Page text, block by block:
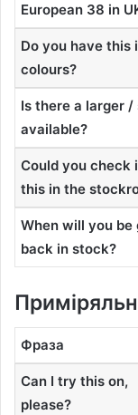
European 38 in
Do you have this
colours?
Is there a larger /
available?
Could you check
this in the
When will you
back in stock?
Фраза
Can I try this on,
please?